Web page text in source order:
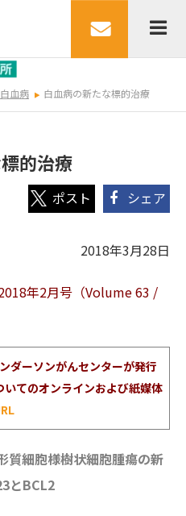
白血病 白血病の新たな標的治療
的治療
シェア
2018年3月28日
年2月号（Volume 63 /
ダーソンがんセンターが発行
てのオンラインおよび紙媒体
質細胞様樹状細胞腫瘍の新
とBCL2